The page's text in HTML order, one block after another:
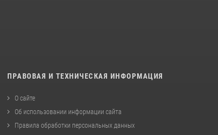
ПРАВОВАЯ И ТЕХНИЧЕСКАЯ ИНФОРМАЦИЯ
О сайте
Об использовании информации сайта
Правила обработки персональных данных